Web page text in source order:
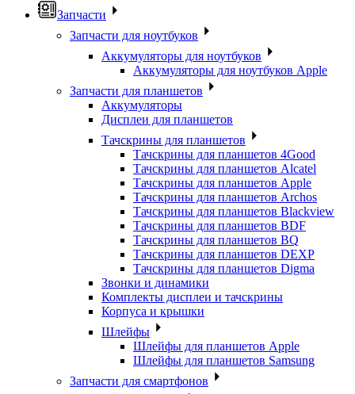
Запчасти
Запчасти для ноутбуков
Аккумуляторы для ноутбуков
Аккумуляторы для ноутбуков Apple
Запчасти для планшетов
Аккумуляторы
Дисплеи для планшетов
Тачскрины для планшетов
Тачскрины для планшетов 4Good
Тачскрины для планшетов Alcatel
Тачскрины для планшетов Apple
Тачскрины для планшетов Archos
Тачскрины для планшетов Blackview
Тачскрины для планшетов BDF
Тачскрины для планшетов BQ
Тачскрины для планшетов DEXP
Тачскрины для планшетов Digma
Звонки и динамики
Комплекты дисплеи и тачскрины
Корпуса и крышки
Шлейфы
Шлейфы для планшетов Apple
Шлейфы для планшетов Samsung
Запчасти для смартфонов